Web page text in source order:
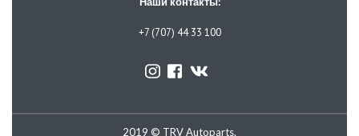
+7 (707) 44 33 100
2019 © TRV Autoparts.